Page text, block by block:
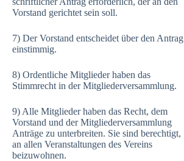
Vorstand gerichtet sein soll.
7) Der Vorstand entscheidet über den Antrag
einstimmig.
8) Ordentliche Mitglieder haben das
Stimmrecht in der Mitgliederversammlung.
9) Alle Mitglieder haben das Recht, dem
Vorstand und der Mitgliederversammlung
Anträge zu unterbreiten. Sie sind berechtigt,
an allen Veranstaltungen des Vereins
beizuwohnen.